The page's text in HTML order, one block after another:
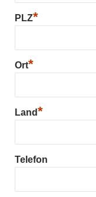
PLZ*
Ort*
Land*
Telefon